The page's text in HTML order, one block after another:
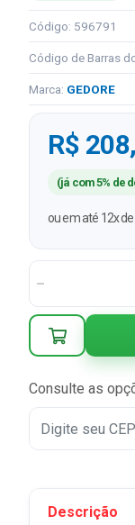
Código: 596791
Código de Barras
Marca: GEDORE
R$
(já com 5% de
ou em até 12x
Consulte as
Descrição